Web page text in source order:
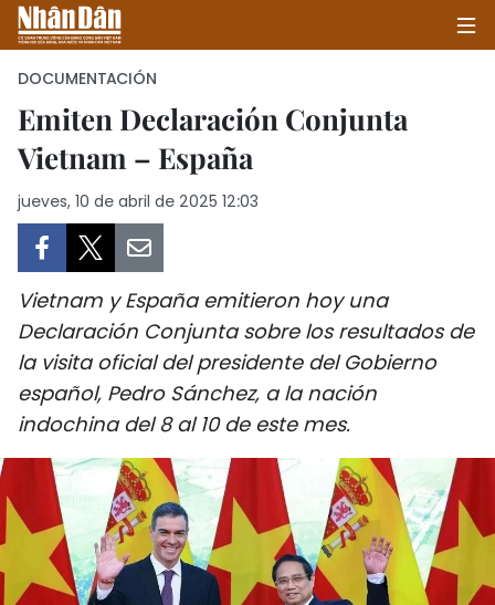
INICIO
POLÍTICA
SOCIEDAD
SALUD - MEDIO AMBIENTE
CULTURA - ENTRETENIMIENTO
INTERNACIONAL
DEPORTES
VIAJES
DOCUMENTACIÓN
Emiten Declaración Conjunta
Vietnam – España
jueves, 10 de abril de 2025 12:03
Vietnam y España emitieron hoy una
Declaración Conjunta sobre los resultados de
la visita oficial del presidente del Gobierno
español, Pedro Sánchez, a la nación
indochina del 8 al 10 de este mes.